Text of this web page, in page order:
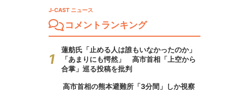
J-CAST ニュース
コメントランキング
蓮舫氏「止める人は誰もいなかったのか」
「あまりにも愕然」 高市首相「上空から
合掌」巡る投稿を批判
高市首相の熊本避難所「3分間」しか視察